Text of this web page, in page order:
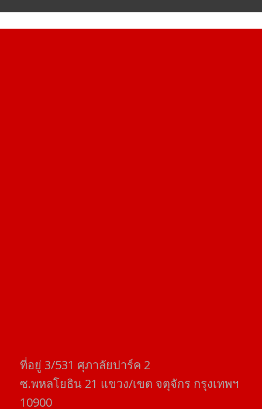
ที่อยู่​ 3/531​ ศุภาลัยปาร์ค​ 2
ซ.พหลโยธิน​ 21​ แขวง/เขต​ จตุจักร​ กรุงเทพฯ
10900